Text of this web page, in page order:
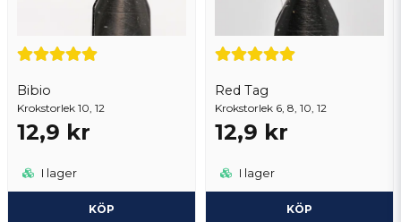
Bibio
Krokstorlek 10, 12
12,9 kr
I lager
KÖP
Red Tag
Krokstorlek 6, 8, 10, 12
12,9 kr
I lager
KÖP
Skicka fråga